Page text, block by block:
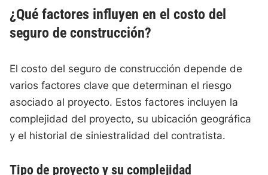
¿Qué factores influyen en el costo del
seguro de construcción?
El costo del seguro de construcción depende de
varios factores clave que determinan el riesgo
asociado al proyecto. Estos factores incluyen la
complejidad del proyecto, su ubicación geográfica
y el historial de siniestralidad del contratista.
Tipo de proyecto y su complejidad